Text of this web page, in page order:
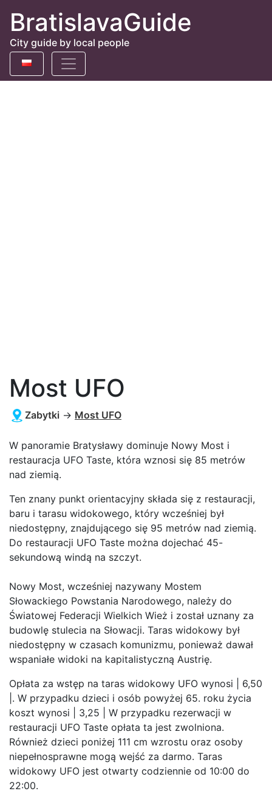
BratislavaGuide
City guide by local people
Most UFO
Zabytki → Most UFO
W panoramie Bratysławy dominuje Nowy Most i
restauracja UFO Taste, która wznosi się 85 metrów
nad ziemią.
Ten znany punkt orientacyjny składa się z restauracji,
baru i tarasu widokowego, który wcześniej był
niedostępny, znajdującego się 95 metrów nad ziemią.
Do restauracji UFO Taste można dojechać 45-
sekundową windą na szczyt.
Nowy Most, wcześniej nazywany Mostem
Słowackiego Powstania Narodowego, należy do
Światowej Federacji Wielkich Wież i został uznany za
budowlę stulecia na Słowacji. Taras widokowy był
niedostępny w czasach komunizmu, ponieważ dawał
wspaniałe widoki na kapitalistyczną Austrię.
Opłata za wstęp na taras widokowy UFO wynosi | 6,50
|. W przypadku dzieci i osób powyżej 65. roku życia
koszt wynosi | 3,25 | W przypadku rezerwacji w
restauracji UFO Taste opłata ta jest zwolniona.
Również dzieci poniżej 111 cm wzrostu oraz osoby
niepełnosprawne mogą wejść za darmo. Taras
widokowy UFO jest otwarty codziennie od 10:00 do
22:00.